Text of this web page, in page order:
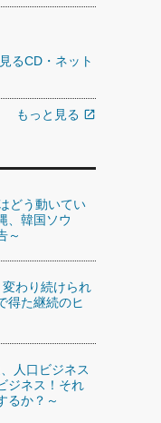
るCD・ネット
もっと見る open_in_new
どう動いてい
、韓国ソウ
～
わり続けられ
た継続のヒ
人口ビジネス
ジネス！それ
るか？～